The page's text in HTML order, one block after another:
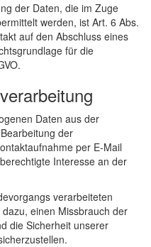
der Daten, die im Zuge
werden, ist Art. 6 Abs.
auf den Abschluss eines
für die
Daten aus der
der
per E-Mail
Interesse an der
verarbeiteten
einen Missbrauch der
die Sicherheit unserer